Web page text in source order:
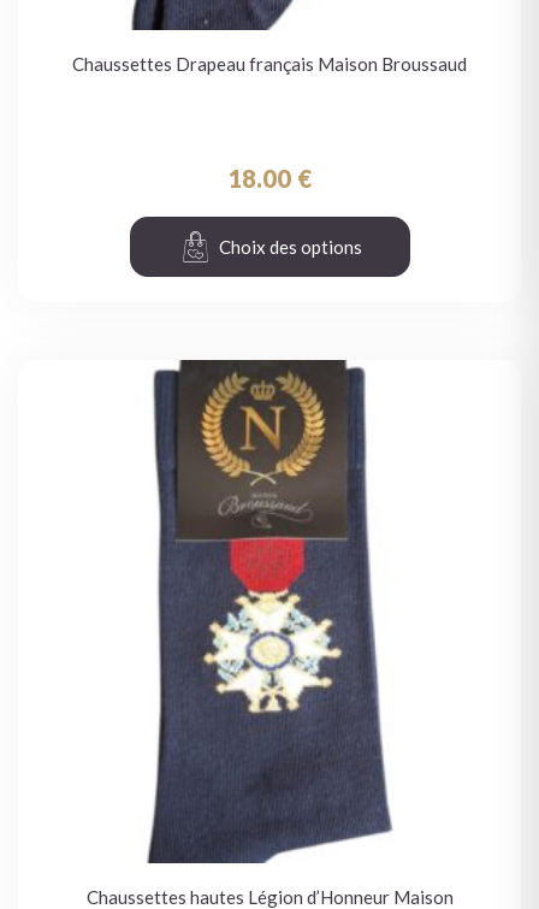
Chaussettes Drapeau français Maison Broussaud
18.00 €
Choix des options
Chaussettes hautes Légion d’Honneur Maison